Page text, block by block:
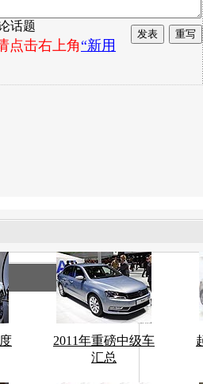
话题
点击右上角“新用
2011年重磅中级车
汇总